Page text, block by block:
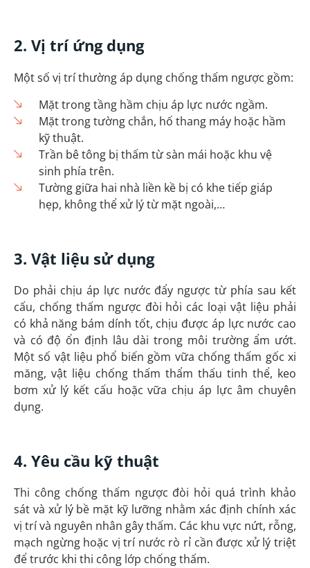
2. Vị trí ứng dụng
Một số vị trí thường áp dụng chống thấm ngược gồm:
Mặt trongtầng hầm chịu áp lực nước ngầm.
Mặt trong tường chắn, hố thang máy hoặc hầm
kỹ thuật.
Trần bê tông bị thấm từ sàn mái hoặc khu vệ
sinh phía trên.
Tường giữa hai nhà liền kề bị có khe tiếp giáp
hẹp, không thể xử lý từ mặt ngoài,…
3. Vật liệu sử dụng
Do phải chịu áp lực nước đẩy ngược từ phía sau kết
cấu, chống thấm ngược đòi hỏi các loại vật liệu phải
có khả năng bám dính tốt, chịu được áp lực nước cao
và có độ ổn định lâu dài trong môi trường ẩm ướt.
Một số vật liệu phổ biến gồm vữa chống thấm gốc xi
măng, vật liệu chống thấm thẩm thấu tinh thể, keo
bơm xử lý kết cấu hoặc vữa chịu áp lực âm chuyên
dụng.
4. Yêu cầu kỹ thuật
Thi công chống thấm ngược đòi hỏi quá trình khảo
sát và xử lý bề mặt kỹ lưỡng nhằm xác định chính xác
vị trí và nguyên nhân gây thấm. Các khu vực nứt, rỗng,
mạch ngừng hoặc vị trí nước rò rỉ cần được xử lý triệt
để trước khi thi công lớp chống thấm.